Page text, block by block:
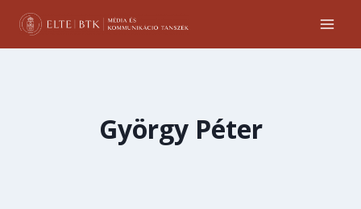
Skip
content
György Péter